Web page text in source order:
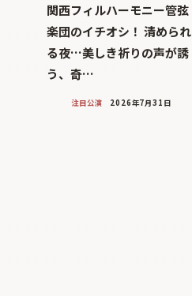
関西フィルハーモニー管弦
楽団のイチオシ！ 清められ
る夜…美しき祈りの声が誘
う、奇…
注目公演 2026年7月31日